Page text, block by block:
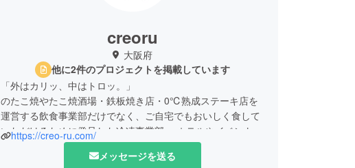
creoru
大阪府
他に2件のプロジェクトを掲載しています
「外はカリッ、中はトロッ。」
のたこ焼やたこ焼酒場・鉄板焼き店・0℃熟成ステーキ店を
運営する飲食事業部だけでなく、ご自宅でもおいしく食して
いただけるために発足した冷凍事業部、 ホテルやイベントへ
の出店・キッチンカーでの移動販売を行っているイベント・
催事事業部、 店舗のFC展開を促進するFC事業部と様々な取
https://creo-ru.com/
メッセージを送る